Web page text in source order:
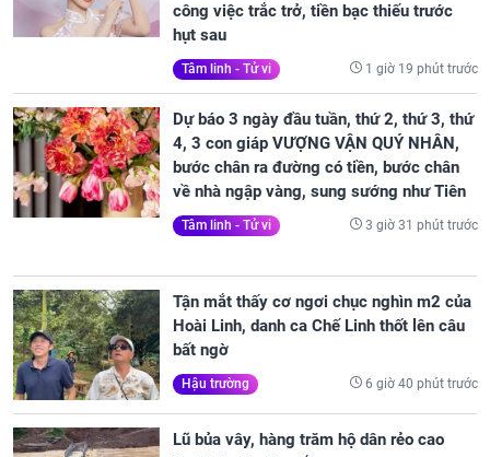
công việc trắc trở, tiền bạc thiếu trước
hụt sau
Tâm linh - Tử vi 1 giờ 19 phút trước
Dự báo 3 ngày đầu tuần, thứ 2, thứ 3, thứ
4, 3 con giáp VƯỢNG VẬN QUÝ NHÂN,
bước chân ra đường có tiền, bước chân
về nhà ngập vàng, sung sướng như Tiên
Tâm linh - Tử vi 3 giờ 31 phút trước
Tận mắt thấy cơ ngơi chục nghìn m2 của
Hoài Linh, danh ca Chế Linh thốt lên câu
bất ngờ
Hậu trường 6 giờ 40 phút trước
Lũ bủa vây, hàng trăm hộ dân rẻo cao